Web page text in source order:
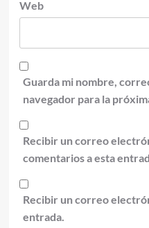
Web
Guarda mi nombre,
navegador para la
Recibir un correo
comentarios a esta
Recibir un correo
entrada.